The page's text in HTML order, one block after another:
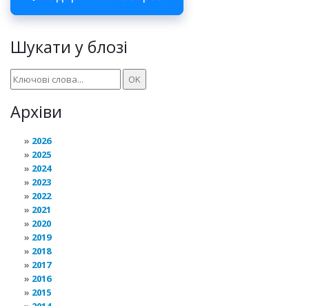
Шукати у блозі
Архіви
2026
2025
2024
2023
2022
2021
2020
2019
2018
2017
2016
2015